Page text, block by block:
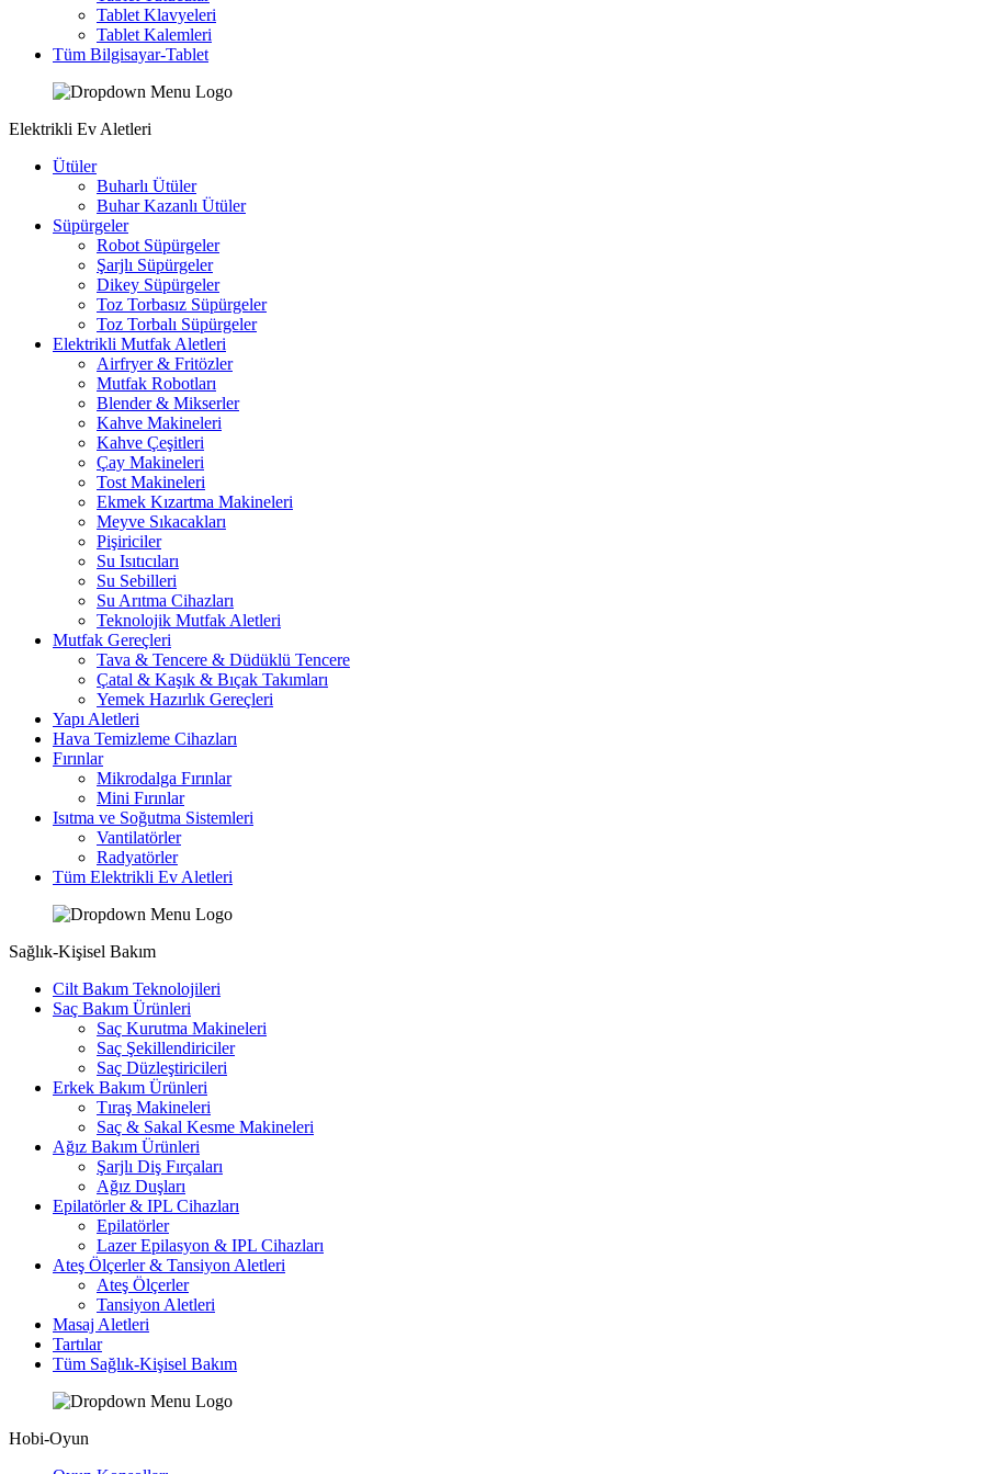
Tablet Klavyeleri
Tablet Kalemleri
Tüm Bilgisayar-Tablet
Elektrikli Ev Aletleri
Ütüler
Buharlı Ütüler
Buhar Kazanlı Ütüler
Süpürgeler
Robot Süpürgeler
Şarjlı Süpürgeler
Dikey Süpürgeler
Toz Torbasız Süpürgeler
Toz Torbalı Süpürgeler
Elektrikli Mutfak Aletleri
Airfryer & Fritözler
Mutfak Robotları
Blender & Mikserler
Kahve Makineleri
Kahve Çeşitleri
Çay Makineleri
Tost Makineleri
Ekmek Kızartma Makineleri
Meyve Sıkacakları
Pişiriciler
Su Isıtıcıları
Su Sebilleri
Su Arıtma Cihazları
Teknolojik Mutfak Aletleri
Mutfak Gereçleri
Tava & Tencere & Düdüklü Tencere
Çatal & Kaşık & Bıçak Takımları
Yemek Hazırlık Gereçleri
Yapı Aletleri
Hava Temizleme Cihazları
Fırınlar
Mikrodalga Fırınlar
Mini Fırınlar
Isıtma ve Soğutma Sistemleri
Vantilatörler
Radyatörler
Tüm Elektrikli Ev Aletleri
Sağlık-Kişisel Bakım
Cilt Bakım Teknolojileri
Saç Bakım Ürünleri
Saç Kurutma Makineleri
Saç Şekillendiriciler
Saç Düzleştiricileri
Erkek Bakım Ürünleri
Tıraş Makineleri
Saç & Sakal Kesme Makineleri
Ağız Bakım Ürünleri
Şarjlı Diş Fırçaları
Ağız Duşları
Epilatörler & IPL Cihazları
Epilatörler
Lazer Epilasyon & IPL Cihazları
Ateş Ölçerler & Tansiyon Aletleri
Ateş Ölçerler
Tansiyon Aletleri
Masaj Aletleri
Tartılar
Tüm Sağlık-Kişisel Bakım
Hobi-Oyun